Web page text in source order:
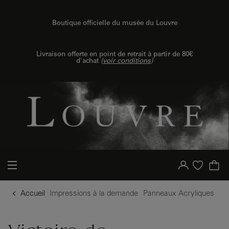
Boutique officielle du musée du Louvre
Livraison offerte en point de retrait à partir de 80€
d'achat (voir conditions)
Votre compte
Liste d'achat
Accueil Impressions à la demande Panneaux Acryliques